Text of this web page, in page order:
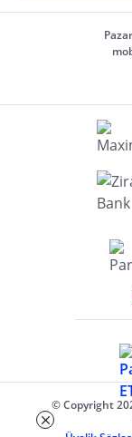
© Copyright